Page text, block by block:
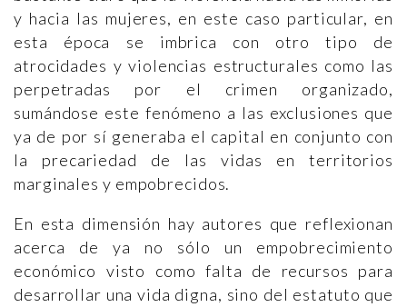
y hacia las mujeres, en este caso particular, en
esta época se imbrica con otro tipo de
atrocidades y violencias estructurales como las
perpetradas por el crimen organizado,
sumándose este fenómeno a las exclusiones que
ya de por sí generaba el capital en conjunto con
la precariedad de las vidas en territorios
marginales y empobrecidos.
En esta dimensión hay autores que reflexionan
acerca de ya no sólo un empobrecimiento
económico visto como falta de recursos para
desarrollar una vida digna, sino del estatuto que